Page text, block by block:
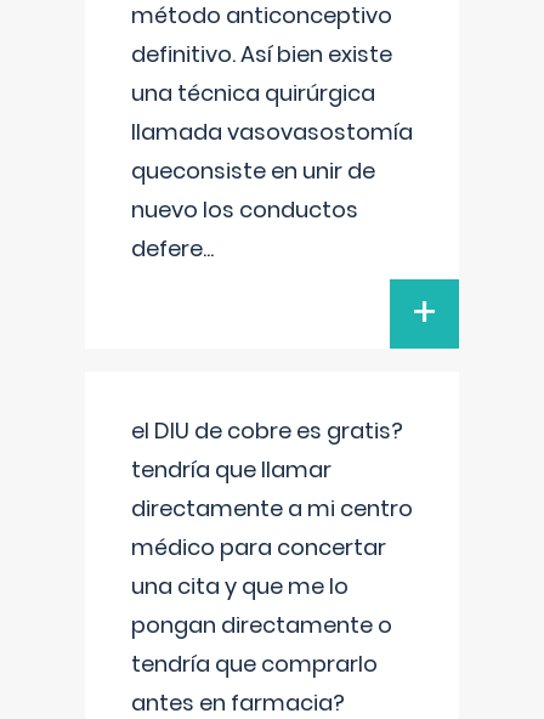
método anticonceptivo
definitivo. Así bien existe
una técnica quirúrgica
llamada vasovasostomía
queconsiste en unir de
nuevo los conductos
defere...
+
el DIU de cobre es gratis?
tendría que llamar
directamente a mi centro
médico para concertar
una cita y que me lo
pongan directamente o
tendría que comprarlo
antes en farmacia?